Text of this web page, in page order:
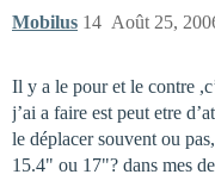
Mobilus Août 25,
14
Il y a le pour et le contre
j’ai a faire est peut etre
le déplacer souvent ou
15.4" ou 17"? dans mes